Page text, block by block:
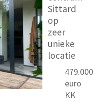
Sittard
op
zeer
unieke
locatie
479.000
euro
KK